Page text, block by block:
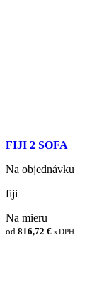
FIJI 2 SOFA
Na objednávku
fiji
Na mieru
od 816,72 € s DPH